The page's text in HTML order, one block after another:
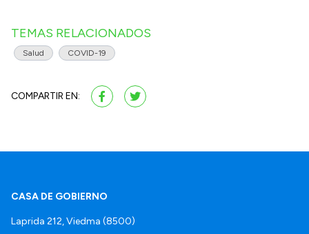
TEMAS RELACIONADOS
Salud COVID-19
COMPARTIR EN:
CASA DE GOBIERNO
Laprida 212, Viedma (8500)